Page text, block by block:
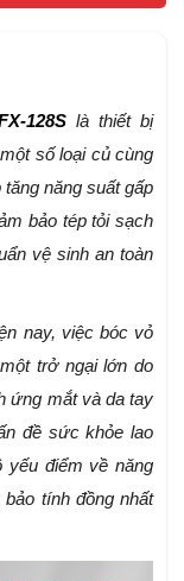
128Slà thiết bị
số loại củ cùng
năng suất gấp
bảo tép tỏi sạch
vệ sinh an toàn
nay, việc bóc vỏ
trở ngại lớn do
ứng mắt và da tay
đề sức khỏe lao
yếu điểm về năng
tính đồng nhất